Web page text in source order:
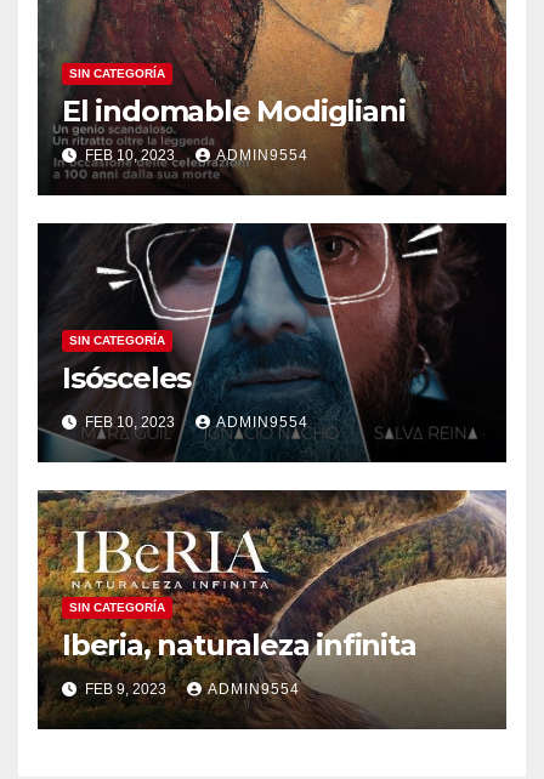
SIN CATEGORÍA
El indomable Modigliani
FEB 10, 2023 ADMIN9554
SIN CATEGORÍA
Isósceles
FEB 10, 2023 ADMIN9554
SIN CATEGORÍA
Iberia, naturaleza infinita
FEB 9, 2023 ADMIN9554